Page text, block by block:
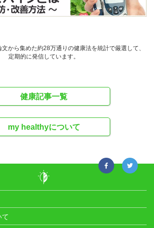
から集めた約28万通りの健康法を統計で厳選して、
定期的に発信しています。
健康記事一覧
my healthyについて
て